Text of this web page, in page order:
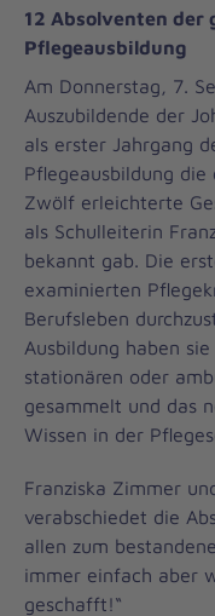
12 Absolventen der
Pflegeausbildung
Am Donnerstag, 7.
Auszubildende der
als erster Jahrgang
Pflegeausbildung die
Zwölf erleichterte
als Schulleiterin
bekannt gab. Die
examinierten
Berufsleben
Ausbildung haben
stationären oder
gesammelt und das
Wissen in der
Franziska Zimmer
verabschiedet die
allen zum
immer einfach aber
geschafft!“